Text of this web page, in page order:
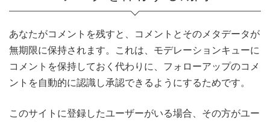
あなたがコメントを残すと、コメントとそのメタデータが
無期限に保持されます。これは、モデレーションキューに
コメントを保持しておく代わりに、フォローアップのコメ
ントを自動的に認識し承認できるようにするためです。
このサイトに登録したユーザーがいる場合、その方がユー